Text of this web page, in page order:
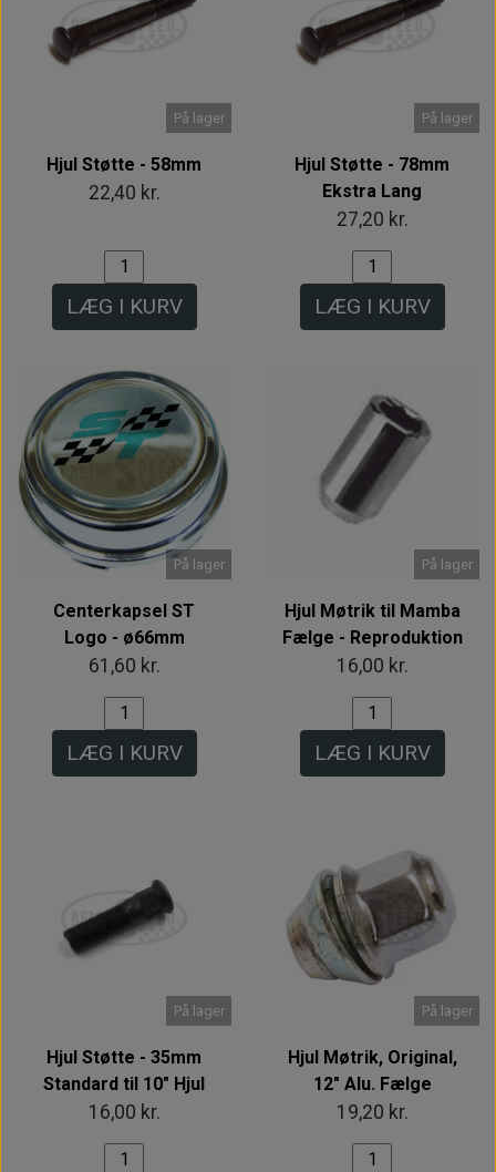
På lager
Hjul Støtte - 58mm
22,40 kr.
LÆG I KURV
På lager
Hjul Støtte - 78mm
Ekstra Lang
27,20 kr.
LÆG I KURV
På lager
Centerkapsel ST
Logo - ø66mm
61,60 kr.
LÆG I KURV
På lager
Hjul Møtrik til Mamba
Fælge - Reproduktion
16,00 kr.
LÆG I KURV
På lager
Hjul Støtte - 35mm
Standard til 10" Hjul
16,00 kr.
På lager
Hjul Møtrik, Original,
12" Alu. Fælge
19,20 kr.